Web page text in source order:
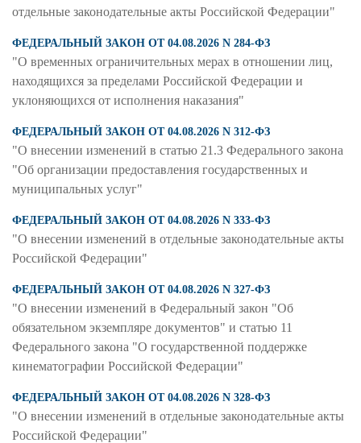
отдельные законодательные акты Российской Федерации"
ФЕДЕРАЛЬНЫЙ ЗАКОН ОТ 04.08.2026 N 284-ФЗ
"О временных ограничительных мерах в отношении лиц,
находящихся за пределами Российской Федерации и
уклоняющихся от исполнения наказания"
ФЕДЕРАЛЬНЫЙ ЗАКОН ОТ 04.08.2026 N 312-ФЗ
"О внесении изменений в статью 21.3 Федерального закона
"Об организации предоставления государственных и
муниципальных услуг"
ФЕДЕРАЛЬНЫЙ ЗАКОН ОТ 04.08.2026 N 333-ФЗ
"О внесении изменений в отдельные законодательные акты
Российской Федерации"
ФЕДЕРАЛЬНЫЙ ЗАКОН ОТ 04.08.2026 N 327-ФЗ
"О внесении изменений в Федеральный закон "Об
обязательном экземпляре документов" и статью 11
Федерального закона "О государственной поддержке
кинематографии Российской Федерации"
ФЕДЕРАЛЬНЫЙ ЗАКОН ОТ 04.08.2026 N 328-ФЗ
"О внесении изменений в отдельные законодательные акты
Российской Федерации"